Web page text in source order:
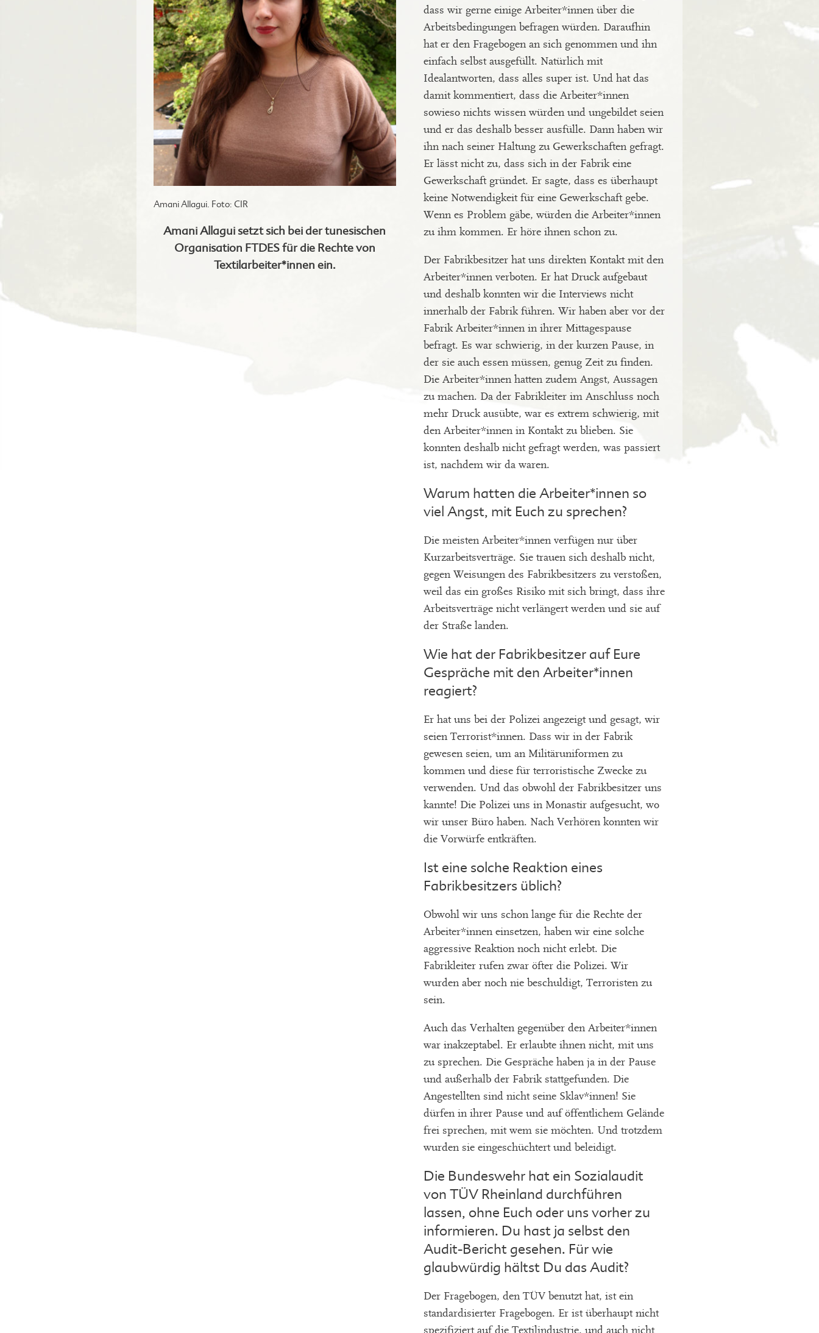
Amani Allagui. Foto: CIR
Amani Allagui setzt sich bei der tunesischen
Organisation FTDES für die Rechte von
Textilarbeiter*innen ein.
dass wir gerne einige Arbeiter*innen über die
Arbeitsbedingungen befragen würden. Daraufhin
hat er den Fragebogen an sich genommen und ihn
einfach selbst ausgefüllt. Natürlich mit
Idealantworten, dass alles super ist. Und hat das
damit kommentiert, dass die Arbeiter*innen
sowieso nichts wissen würden und ungebildet seien
und er das deshalb besser ausfülle. Dann haben wir
ihn nach seiner Haltung zu Gewerkschaften gefragt.
Er lässt nicht zu, dass sich in der Fabrik eine
Gewerkschaft gründet. Er sagte, dass es überhaupt
keine Notwendigkeit für eine Gewerkschaft gebe.
Wenn es Problem gäbe, würden die Arbeiter*innen
zu ihm kommen. Er höre ihnen schon zu.
Der Fabrikbesitzer hat uns direkten Kontakt mit den
Arbeiter*innen verboten. Er hat Druck aufgebaut
und deshalb konnten wir die Interviews nicht
innerhalb der Fabrik führen. Wir haben aber vor der
Fabrik Arbeiter*innen in ihrer Mittagespause
befragt. Es war schwierig, in der kurzen Pause, in
der sie auch essen müssen, genug Zeit zu finden.
Die Arbeiter*innen hatten zudem Angst, Aussagen
zu machen. Da der Fabrikleiter im Anschluss noch
mehr Druck ausübte, war es extrem schwierig, mit
den Arbeiter*innen in Kontakt zu blieben. Sie
konnten deshalb nicht gefragt werden, was passiert
ist, nachdem wir da waren.
Warum hatten die Arbeiter*innen so
viel Angst, mit Euch zu sprechen?
Die meisten Arbeiter*innen verfügen nur über
Kurzarbeitsverträge. Sie trauen sich deshalb nicht,
gegen Weisungen des Fabrikbesitzers zu verstoßen,
weil das ein großes Risiko mit sich bringt, dass ihre
Arbeitsverträge nicht verlängert werden und sie auf
der Straße landen.
Wie hat der Fabrikbesitzer auf Eure
Gespräche mit den Arbeiter*innen
reagiert?
Er hat uns bei der Polizei angezeigt und gesagt, wir
seien Terrorist*innen. Dass wir in der Fabrik
gewesen seien, um an Militäruniformen zu
kommen und diese für terroristische Zwecke zu
verwenden. Und das obwohl der Fabrikbesitzer uns
kannte! Die Polizei uns in Monastir aufgesucht, wo
wir unser Büro haben. Nach Verhören konnten wir
die Vorwürfe entkräften.
Ist eine solche Reaktion eines
Fabrikbesitzers üblich?
Obwohl wir uns schon lange für die Rechte der
Arbeiter*innen einsetzen, haben wir eine solche
aggressive Reaktion noch nicht erlebt. Die
Fabrikleiter rufen zwar öfter die Polizei. Wir
wurden aber noch nie beschuldigt, Terroristen zu
sein.
Auch das Verhalten gegenüber den Arbeiter*innen
war inakzeptabel. Er erlaubte ihnen nicht, mit uns
zu sprechen. Die Gespräche haben ja in der Pause
und außerhalb der Fabrik stattgefunden. Die
Angestellten sind nicht seine Sklav*innen! Sie
dürfen in ihrer Pause und auf öffentlichem Gelände
frei sprechen, mit wem sie möchten. Und trotzdem
wurden sie eingeschüchtert und beleidigt.
Die Bundeswehr hat ein Sozialaudit
von TÜV Rheinland durchführen
lassen, ohne Euch oder uns vorher zu
informieren. Du hast ja selbst den
Audit-Bericht gesehen. Für wie
glaubwürdig hältst Du das Audit?
Der Fragebogen, den TÜV benutzt hat, ist ein
standardisierter Fragebogen. Er ist überhaupt nicht
spezifiziert auf die Textilindustrie, und auch nicht